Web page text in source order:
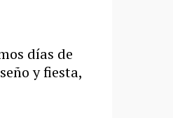
días de
y fiesta,